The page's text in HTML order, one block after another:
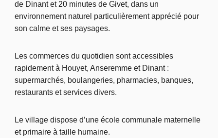
de Dinant et 20 minutes de Givet, dans un
environnement naturel particulièrement apprécié pour
son calme et ses paysages.
Les commerces du quotidien sont accessibles
rapidement à Houyet, Anseremme et Dinant :
supermarchés, boulangeries, pharmacies, banques,
restaurants et services divers.
Le village dispose d’une école communale maternelle
et primaire à taille humaine.